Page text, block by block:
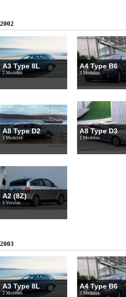
2002
A3 Type 8L
2 Modelos
A4 Type B6
3 Modelos
A8 Type D2
1 Modelos
A8 Type D3
1 Modelos
A2 (8Z)
5 Versões
2003
A3 Type 8L
2 Modelos
A4 Type B6
3 Modelos